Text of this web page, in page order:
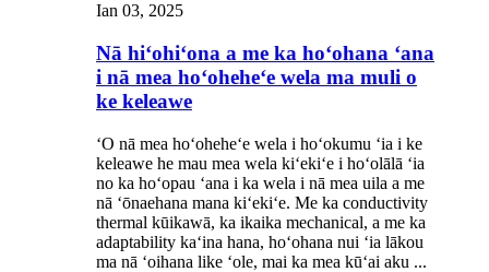
Ian 03, 2025
Nā hiʻohiʻona a me ka hoʻohana ʻana
i nā mea hoʻoheheʻe wela ma muli o
ke keleawe
ʻO nā mea hoʻoheheʻe wela i hoʻokumu ʻia i ke
keleawe he mau mea wela kiʻekiʻe i hoʻolālā ʻia
no ka hoʻopau ʻana i ka wela i nā mea uila a me
nā ʻōnaehana mana kiʻekiʻe. Me ka conductivity
thermal kūikawā, ka ikaika mechanical, a me ka
adaptability kaʻina hana, hoʻohana nui ʻia lākou
ma nā ʻoihana like ʻole, mai ka mea kūʻai aku ...